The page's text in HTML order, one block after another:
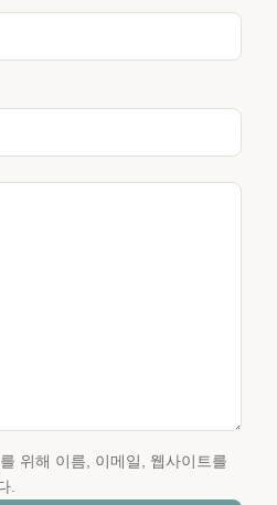
위해 이름, 이메일, 웹사이트를
.